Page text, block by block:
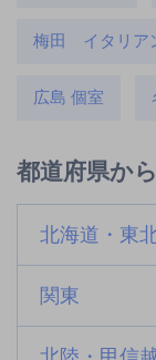
梅田 イタリ
広島 個室
都道府県か
北海道・東
関東